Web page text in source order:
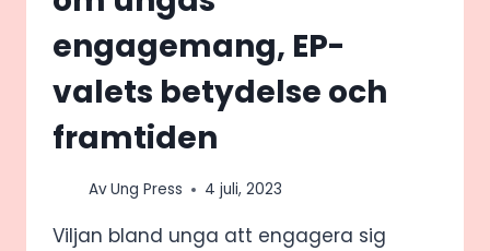
engagemang, EP-
valets betydelse och
framtiden
AvUng Press 4 juli, 2023
Viljan bland unga att engagera sig